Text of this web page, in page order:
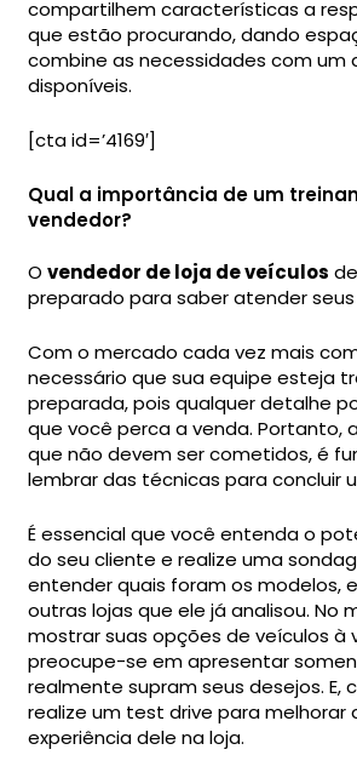
compartilhem características a
que estão procurando, dando
combine as necessidades com um
disponíveis.
[cta id=’4169′]
Qual a importância de um
vendedor?
Ovendedor de loja de veículos
preparado para saber atender
Com o mercado cada vez mais
necessário que sua equipe esteja
preparada, pois qualquer detalhe
que você perca a venda. Portanto,
que não devem ser cometidos, é
lembrar das técnicas para concluir
É essencial que você entenda o
do seu cliente e realize uma
entender quais foram os modelos,
outras lojas que ele já analisou. No
mostrar suas opções de veículos à
preocupe-se em apresentar
realmente supram seus desejos. E,
realize um test drive para melhorar
experiência dele na loja.